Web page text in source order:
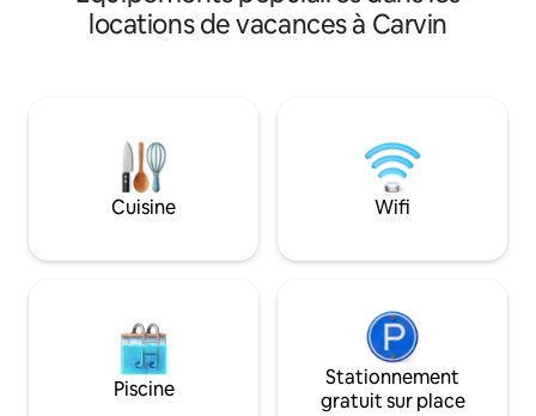
rapide)15 min de Lens, 25 min d’Arras. La
Case de Joséphine possède une
réservation au préalable Fêtes non
Arrivée 16h Départ 10h
locations de vacances à Carvin
Cuisine Wifi
Piscine
Stationnement
gratuit sur place